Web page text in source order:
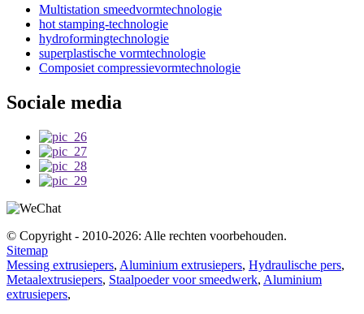
Multistation smeedvormtechnologie
hot stamping-technologie
hydroformingtechnologie
superplastische vormtechnologie
Composiet compressievormtechnologie
Sociale media
© Copyright - 2010-2026: Alle rechten voorbehouden.
Sitemap
Messing extrusiepers, Aluminium extrusiepers, Hydraulische pers,
Metaalextrusiepers, Staalpoeder voor smeedwerk, Aluminium
extrusiepers,